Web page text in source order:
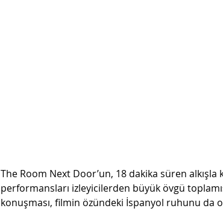
The Room Next Door’un, 18 dakika süren alkışla
performansları izleyicilerden büyük övgü
konuşması, filmin özündeki İspanyol ruhunu da